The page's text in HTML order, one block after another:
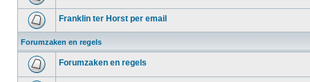
Franklin ter Horst per email
Forumzaken en regels
Forumzaken en regels